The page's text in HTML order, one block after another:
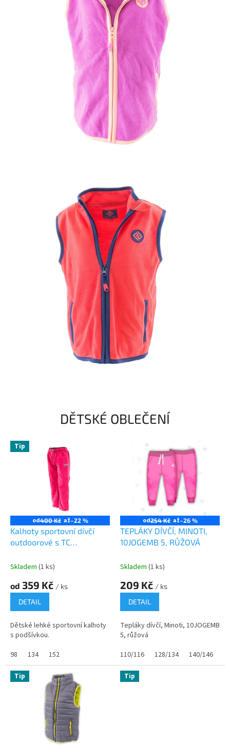
DĚTSKÉ OBLEČENÍ
Tip
od400 Kč až–22 %
Kalhoty sportovní dívčí
outdoorové s TC
PD1074-03, růžová
Skladem (1 ks)
od 359 Kč / ks
DETAIL
Dětské lehké sportovní kalhoty
s podšívkou.
98
134 152
od254 Kč až–26 %
TEPLÁKY DÍVČÍ, MINOTI,
10JOGEMB 5, RŮŽOVÁ
Skladem (1 ks)
209 Kč / ks
DETAIL
Tepláky dívčí, Minoti, 10JOGEMB
5, růžová
110/116
128/134 140/146
Tip Tip